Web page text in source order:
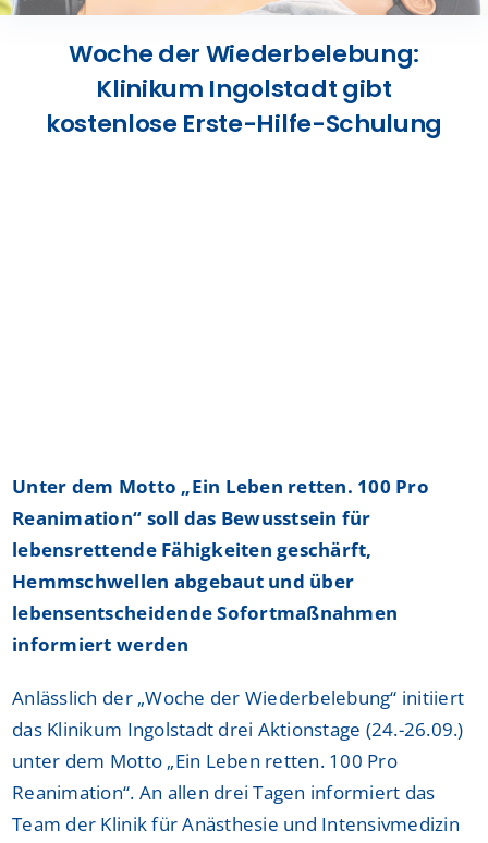
Presse
Woche der Wiederbelebung:
Klinikum Ingolstadt gibt
kostenlose Erste-Hilfe-Schulung
Unter dem Motto „Ein Leben retten. 100 Pro
Reanimation“ soll das Bewusstsein für
lebensrettende Fähigkeiten geschärft,
Hemmschwellen abgebaut und über
lebensentscheidende Sofortmaßnahmen
informiert werden
Anlässlich der „Woche der Wiederbelebung“ initiiert
das Klinikum Ingolstadt drei Aktionstage (24.-26.09.)
unter dem Motto „Ein Leben retten. 100 Pro
Reanimation“. An allen drei Tagen informiert das
Team der Klinik für Anästhesie und Intensivmedizin